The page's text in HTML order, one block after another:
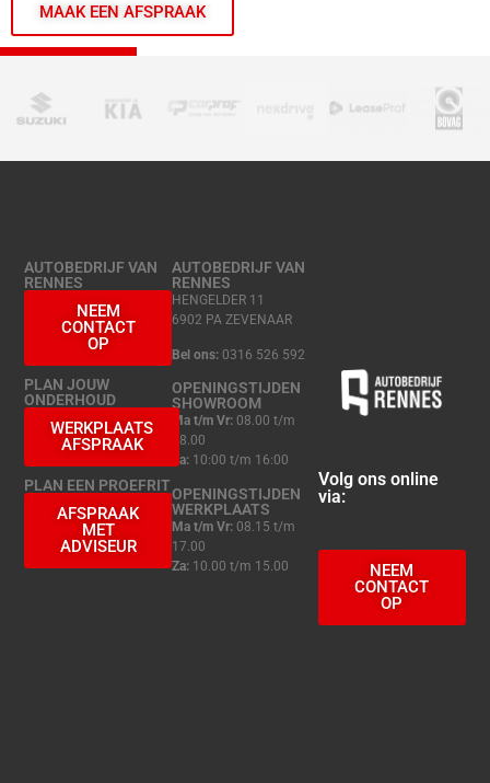
MAAK EEN AFSPRAAK
Volg ons online
via:
NEEM
CONTACT
OP
AUTOBEDRIJF VAN
RENNES
HENGELDER 11
6902 PA ZEVENAAR
Bel ons:0316 526 592
OPENINGSTIJDEN
SHOWROOM
Ma t/m Vr:08.00 t/m
18.00
Za:10:00 t/m 16:00
OPENINGSTIJDEN
WERKPLAATS
Ma t/m Vr:08.15 t/m
17.00
Za:10.00 t/m 15.00
AUTOBEDRIJF VAN
RENNES
NEEM
CONTACT
OP
PLAN JOUW
ONDERHOUD
WERKPLAATS
AFSPRAAK
PLAN EEN PROEFRIT
AFSPRAAK
MET
ADVISEUR